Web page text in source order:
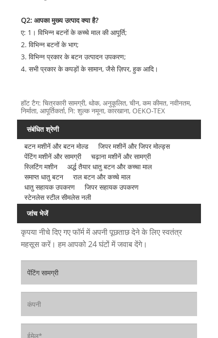
Q2: आपका मुख्य उत्पाद क्या है?
ए: 1। विभिन्न बटनों के कच्चे माल की आपूर्ति;
2. विभिन्न बटनों के भाग;
3. विभिन्न प्रकार के बटन उत्पादन उपकरण;
4. सभी प्रकार के कपड़ों के सामान, जैसे ज़िपर, हुक आदि।
हॉट टैग: चित्रकारी सामग्री, थोक, अनुकूलित, चीन, कम कीमत, नवीनतम,
निर्माता, आपूर्तिकर्ता, नि: शुल्क नमूना, कारखाना, OEKO-TEX
संबंधित श्रेणी
बटन मशीनें और बटन मोल्ड
जिपर मशीनें और जिपर मोल्ड्स
पेंटिंग मशीनें और सामग्री
चढ़ाना मशीनें और सामग्री
स्लिटिंग मशीन
अर्द्ध तैयार धातु बटन और कच्चा माल
समाप्त धातु बटन
राल बटन और कच्चे माल
धातु सहायक उपकरण
जिपर सहायक उपकरण
स्टेनलेस स्टील सीमलेस नली
जांच भेजें
कृपया नीचे दिए गए फॉर्म में अपनी पूछताछ देने के लिए स्वतंत्र
महसूस करें। हम आपको 24 घंटों में जवाब देंगे।